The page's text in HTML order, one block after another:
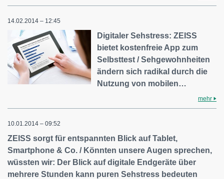
14.02.2014 – 12:45
Digitaler Sehstress: ZEISS
bietet kostenfreie App zum
Selbsttest / Sehgewohnheiten
ändern sich radikal durch die
Nutzung von mobilen…
mehr
10.01.2014 – 09:52
ZEISS sorgt für entspannten Blick auf Tablet,
Smartphone & Co. / Könnten unsere Augen sprechen,
wüssten wir: Der Blick auf digitale Endgeräte über
mehrere Stunden kann puren Sehstress bedeuten